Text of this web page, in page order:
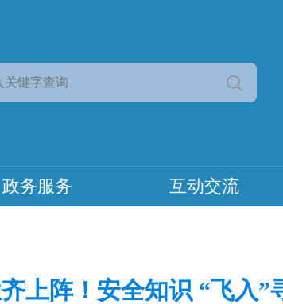
政务服务 互动交流
上阵！安全知识 “飞入”